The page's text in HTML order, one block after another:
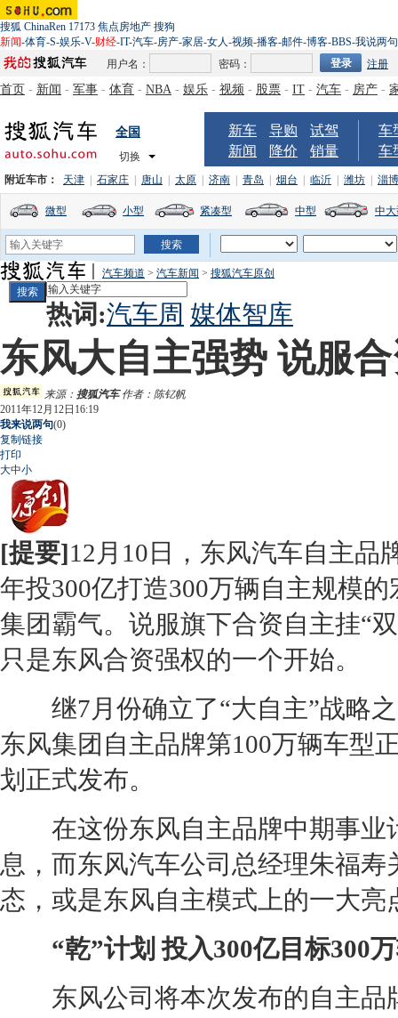
搜狐 ChinaRen 17173 焦点房地产 搜狗
新闻-体育-S-娱乐-V-财经-IT-汽车-房产-家居-女人-视频-播客-邮件-博客-BBS-我说两句
用户名：
密码： 注册
首页 - 新闻 - 军事 - 体育 - NBA - 娱乐 - 视频 - 股票 - IT - 汽车 - 房产 -
全国
切换
新车 导购
试驾
新闻
降价 销量
车
车
附近车市： 天津 石家庄 唐山 太原 济南 青岛 烟台 临沂 潍坊 淄博
微型 小型 紧凑型 中型 中
汽车频道 > 汽车新闻 > 搜狐汽车原创
热词:汽车周 媒体智库
东风大自主强势 说服
来源： 搜狐汽车作者：陈钇帆
2011年12月12日16:19
我来说两句(0)
复制链接
打印
大中小
[提要]12月10日，东风汽车自主品
年投300亿打造300万辆自主规模
集团霸气。说服旗下合资自主挂“
只是东风合资强权的一个开始。
继7月份确立了“大自主”战略之
东风集团自主品牌第100万辆车型
划正式发布。
在这份东风自主品牌中期事业
息，而东风汽车公司总经理朱福寿
态，或是东风自主模式上的一大亮
“乾”计划 投入300亿目标300
东风公司将本次发布的自主品